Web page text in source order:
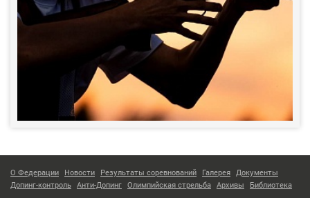
О Федерации Новости Результаты соревнований Галерея Документы
Допинг-контроль Анти-Допинг Олимпийская стрельба Архивы Библиотека